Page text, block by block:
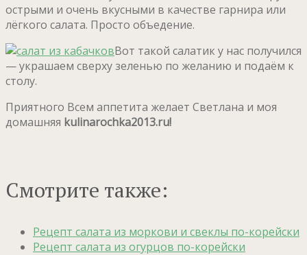
острыми и очень вкусными в качестве гарнира или
лёгкого салата. Просто объедение.
Вот такой салатик у нас получился
— украшаем сверху зеленью по желанию и подаём к
столу.
Приятного Всем аппетита желает Светлана и моя
домашняя kulinarochka2013.ru!
Смотрите также:
Рецепт салата из моркови и свеклы по-корейски
Рецепт салата из огурцов по-корейски